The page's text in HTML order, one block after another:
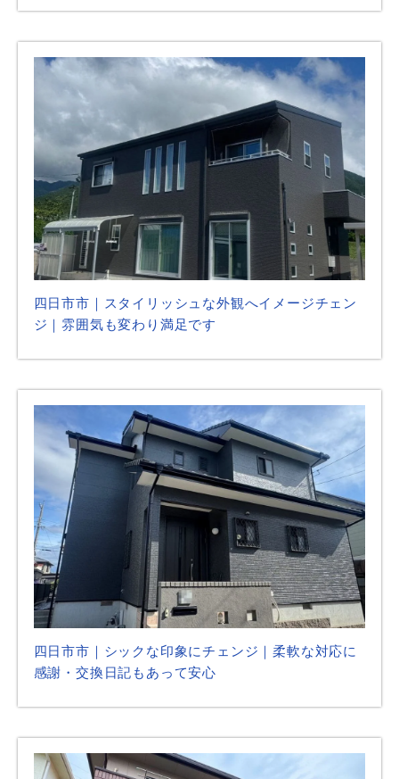
四日市市｜スタイリッシュな外観へイメージチェン
ジ｜雰囲気も変わり満足です
四日市市｜シックな印象にチェンジ｜柔軟な対応に
感謝・交換日記もあって安心